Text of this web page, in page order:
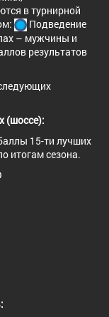
в турнирной
Подведение
– мужчины и
результатов
(шоссе):
15-ти лучших
итогам сезона.
МЕСТО